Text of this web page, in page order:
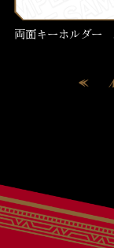
両面キーホルダー
«